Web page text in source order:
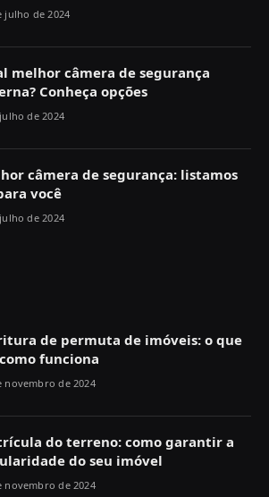
julho de 2024
melhor câmera de segurança
Conheça opções
de 2024
câmera de segurança: listamos
você
de 2024
de permuta de imóveis: o que
funciona
novembro de 2024
do terreno: como garantir a
do seu imóvel
novembro de 2024